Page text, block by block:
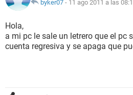
byker07 - 11 ago 2011 a las
Hola,
a mi pc le sale un letrero que el pc
cuenta regresiva y se apaga que